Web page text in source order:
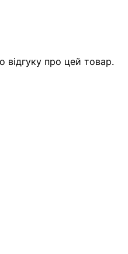
відгуку про цей товар.